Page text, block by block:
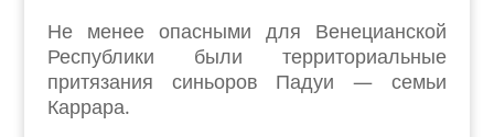
Не менее опасными для Венецианской
Республики были территориальные
притязания синьоров Падуи — семьи
Каррара.